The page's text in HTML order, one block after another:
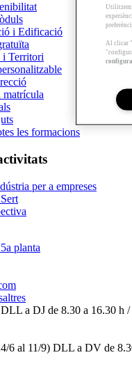
i Edificació
i Territori
les formacions
per a empreses
planta
a DJ de 8.30 a 16.30 h
6 al 11/9) DLL a DV de
Utilitzem
Al clicar